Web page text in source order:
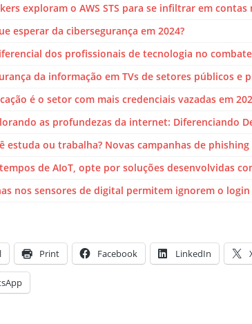
exploram o AWS STS para se infiltrar em contas
esperar da cibersegurança em 2024?
dos profissionais de tecnologia no
da informação em TVs de setores públicos e
é o setor com mais credenciais vazadas em
as profundezas da internet: Diferenciando
estuda ou trabalha? Novas campanhas de
de AIoT, opte por soluções desenvolvidas
nos sensores de digital permitem ignorem o
Print Facebook LinkedIn